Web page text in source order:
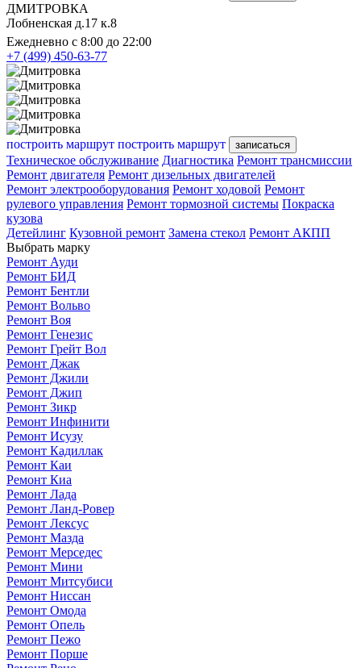
ДМИТРОВКА
Лобненская д.17 к.8
Ежедневно с 8:00 до 22:00
+7 (499) 450-63-77
построить маршрут построить маршрут записаться
Техническое обслуживание Диагностика Ремонт трансмиссии
Ремонт двигателя Ремонт дизельных двигателей
Ремонт электрооборудования Ремонт ходовой Ремонт
рулевого управления Ремонт тормозной системы Покраска
кузова
Детейлинг Кузовной ремонт Замена стекол Ремонт АКПП
Выбрать марку
Ремонт Ауди
Ремонт БИД
Ремонт Бентли
Ремонт Вольво
Ремонт Воя
Ремонт Генезис
Ремонт Грейт Вол
Ремонт Джак
Ремонт Джили
Ремонт Джип
Ремонт Зикр
Ремонт Инфинити
Ремонт Исузу
Ремонт Кадиллак
Ремонт Каи
Ремонт Киа
Ремонт Лада
Ремонт Ланд-Ровер
Ремонт Лексус
Ремонт Мазда
Ремонт Мерседес
Ремонт Мини
Ремонт Митсубиси
Ремонт Ниссан
Ремонт Омода
Ремонт Опель
Ремонт Пежо
Ремонт Порше